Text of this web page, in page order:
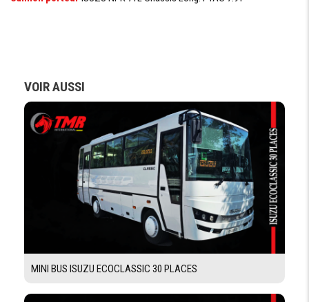
CHASSIS
SUSPENSION
AVANT
Ressorts à lames + amortisseus télescopiques
Ressorts à lames + amortisseus télescopiques
TYPE DE
PNEUMATIQUE
Gonflable
PNEUS
VOIR AUSSI
MINI BUS ISUZU ECOCLASSIC 30 PLACES